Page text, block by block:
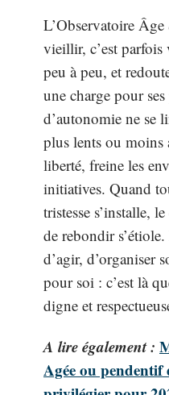
L’Observatoire
vieillir, c’est parfois
peu à peu, et
une charge pour
d’autonomie ne se
plus lents ou moins
liberté, freine les
initiatives. Quand
tristesse s’installe,
de rebondir
d’agir, d’organiser
pour soi : c’est là
digne et
A lire également :
Agée ou